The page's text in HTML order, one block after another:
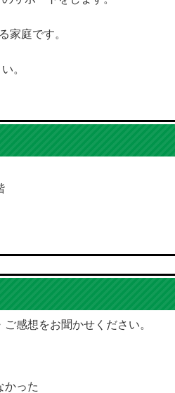
家庭です。
。
感想をお聞かせください。
かった